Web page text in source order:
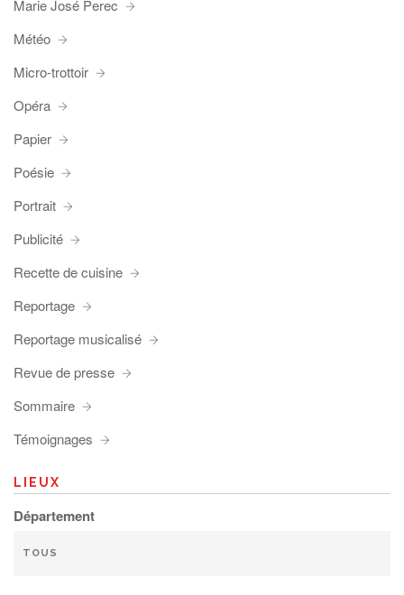
Marie José Perec
Météo
Micro-trottoir
Opéra
Papier
Poésie
Portrait
Publicité
Recette de cuisine
Reportage
Reportage musicalisé
Revue de presse
Sommaire
Témoignages
LIEUX
Département